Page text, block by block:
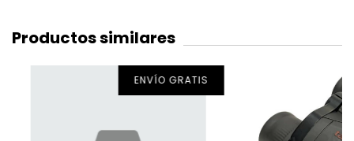
Productos similares
ENVÍO GRATIS